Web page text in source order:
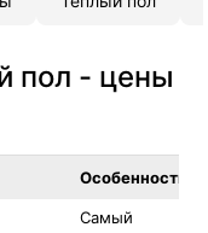
пол - цены
Особенность
Самый